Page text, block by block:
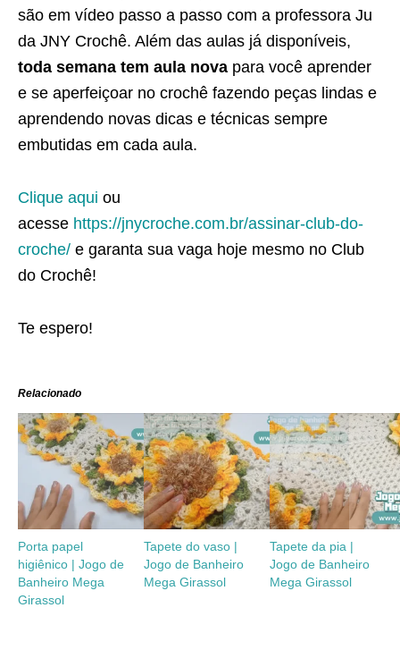
são em vídeo passo a passo com a professora Ju
da JNY Crochê. Além das aulas já disponíveis,
toda semana tem aula nova para você aprender
e se aperfeiçoar no crochê fazendo peças lindas e
aprendendo novas dicas e técnicas sempre
embutidas em cada aula.
Clique aqui ou
acesse https://jnycroche.com.br/assinar-club-do-
croche/ e garanta sua vaga hoje mesmo no Club
do Crochê!
Te espero!
Relacionado
Porta papel
higiênico | Jogo de
Banheiro Mega
Girassol
Tapete do vaso |
Jogo de Banheiro
Mega Girassol
Tapete da pia |
Jogo de Banheiro
Mega Girassol